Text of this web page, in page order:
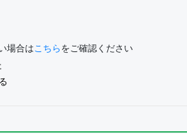
場合はこちら をご確認ください